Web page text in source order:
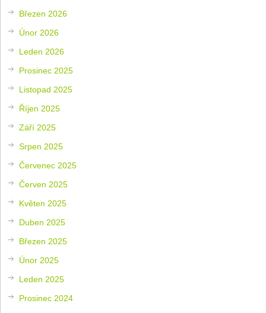
Březen 2026
Únor 2026
Leden 2026
Prosinec 2025
Listopad 2025
Říjen 2025
Září 2025
Srpen 2025
Červenec 2025
Červen 2025
Květen 2025
Duben 2025
Březen 2025
Únor 2025
Leden 2025
Prosinec 2024